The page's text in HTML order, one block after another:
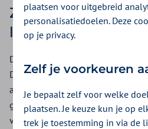
Zorgverzekeraars
landelijke controles
Dit noemen we de Logische
Deze controles worden gebruikt
afhandeling van uw declaraties.
geformuleerd vanuit regelgeving
van de veldafspraken). De LCB’s
plaatsen voor uitgebreid
personalisatiedoelen. Deze
op je privacy.
Zelf je voorkeuren
Je bepaalt zelf voor welke
plaatsen. Je keuze kun je op
trek je toestemming in via de